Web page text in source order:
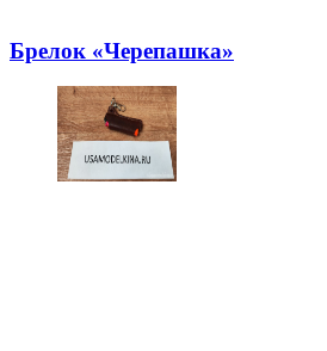
Брелок «Черепашка»